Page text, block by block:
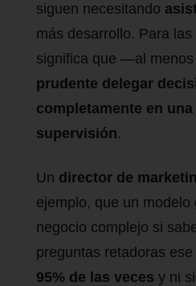
siguen necesitando
más desarrollo. Para
significa que —al
prudente delegar
completamente en una
supervisión.
Un director de
ejemplo, que un modelo
negocio complejo si
preguntas retadoras
95% de las veces y ni